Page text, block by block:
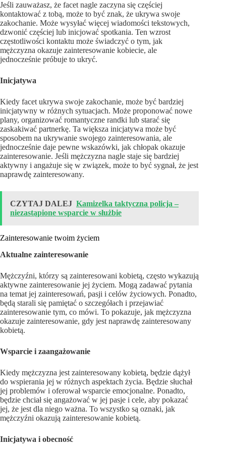
Jeśli zauważasz, że facet nagle zaczyna się częściej
kontaktować z tobą, może to być znak, że ukrywa swoje
zakochanie. Może wysyłać więcej wiadomości tekstowych,
dzwonić częściej lub inicjować spotkania. Ten wzrost
częstotliwości kontaktu może świadczyć o tym, jak
mężczyzna okazuje zainteresowanie kobiecie, ale
jednocześnie próbuje to ukryć.
Inicjatywa
Kiedy facet ukrywa swoje zakochanie, może być bardziej
inicjatywny w różnych sytuacjach. Może proponować nowe
plany, organizować romantyczne randki lub starać się
zaskakiwać partnerkę. Ta większa inicjatywa może być
sposobem na ukrywanie swojego zainteresowania, ale
jednocześnie daje pewne wskazówki, jak chłopak okazuje
zainteresowanie. Jeśli mężczyzna nagle staje się bardziej
aktywny i angażuje się w związek, może to być sygnał, że jest
naprawdę zainteresowany.
CZYTAJ DALEJ Kamizelka taktyczna policja –
niezastąpione wsparcie w służbie
Zainteresowanie twoim życiem
Aktualne zainteresowanie
Mężczyźni, którzy są zainteresowani kobietą, często wykazują
aktywne zainteresowanie jej życiem. Mogą zadawać pytania
na temat jej zainteresowań, pasji i celów życiowych. Ponadto,
będą starali się pamiętać o szczegółach i przejawiać
zainteresowanie tym, co mówi. To pokazuje, jak mężczyzna
okazuje zainteresowanie, gdy jest naprawdę zainteresowany
kobietą.
Wsparcie i zaangażowanie
Kiedy mężczyzna jest zainteresowany kobietą, będzie dążył
do wspierania jej w różnych aspektach życia. Będzie słuchał
jej problemów i oferował wsparcie emocjonalne. Ponadto,
będzie chciał się angażować w jej pasje i cele, aby pokazać
jej, że jest dla niego ważna. To wszystko są oznaki, jak
mężczyźni okazują zainteresowanie kobietą.
Inicjatywa i obecność